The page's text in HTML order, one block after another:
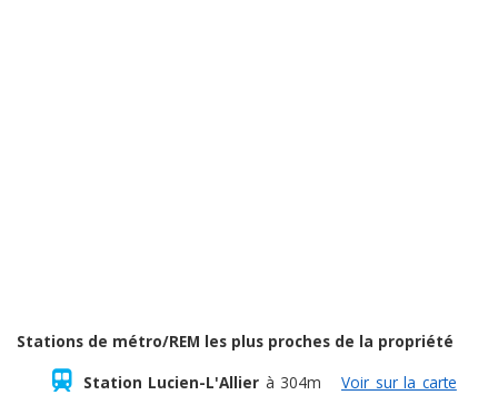
Stations de métro/REM les plus proches de la propriété
Station Lucien-L'Allier à 304m Voir sur la carte